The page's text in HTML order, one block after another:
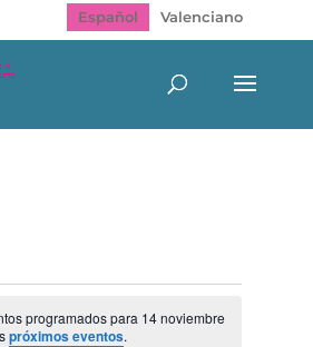
Español Valenciano
programados para 14 noviembre
próximos eventos.